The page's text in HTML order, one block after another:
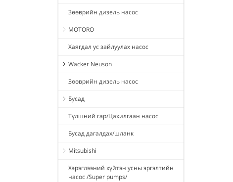
Зөөврийн дизель насос
MOTORO
Хаягдал ус зайлуулах насос
Wacker Neuson
Зөөврийн дизель насос
Бусад
Түлшний гар/Цахилгаан насос
Бусад дагалдах/шланк
Mitsubishi
Хэрэглээний хүйтэн усны эргэлтийн
насос /Super pumps/